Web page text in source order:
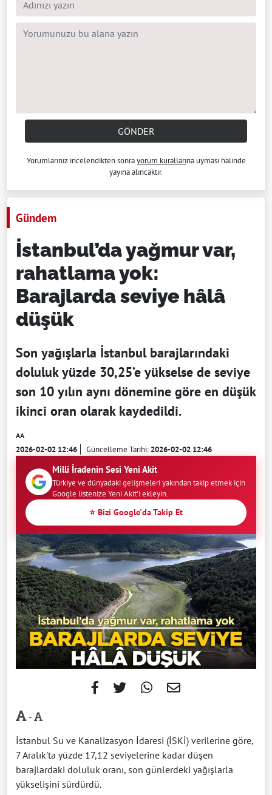
GÖNDER
Yorumlarınız incelendikten sonrayorum kurallarına uyması halinde
yayına alıncaktır.
Gündem
İstanbul’da yağmur var,
rahatlama yok:
Barajlarda seviye hâlâ
düşük
Son yağışlarla İstanbul barajlarındaki
doluluk yüzde 30,25’e yükselse de seviye
son 10 yılın aynı dönemine göre en düşük
ikinci oran olarak kaydedildi.
AA
2026-02-02 12:46 Güncelleme Tarihi:2026-02-02 12:46
Milli İradenin Sesi Yeni Akit
Türkiye ve dünyadaki gelişmeleri yakından takip etmek için
Google listenize Yeni Akit'i ekleyin.
⭐ Bizi Google'da Takip Et
-
İstanbul Su ve Kanalizasyon İdaresi (İSKİ) verilerine göre,
7 Aralık'ta yüzde 17,12 seviyelerine kadar düşen
barajlardaki doluluk oranı, son günlerdeki yağışlarla
yükselişini sürdürdü.